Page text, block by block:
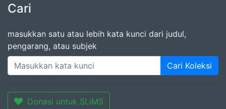
Cari
masukkan satu atau lebih kata kunci dari judul,
pengarang, atau subjek
Cari Koleksi
Donasi untuk SLiMS